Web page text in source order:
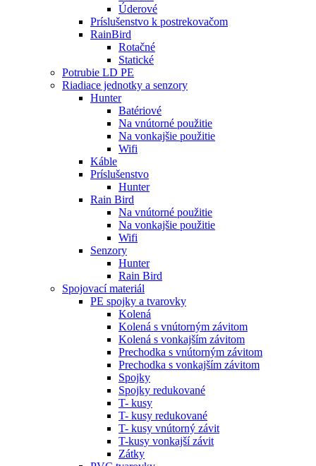
Úderové
Príslušenstvo k postrekovačom
RainBird
Rotačné
Statické
Potrubie LD PE
Riadiace jednotky a senzory
Hunter
Batériové
Na vnútorné použitie
Na vonkajšie použitie
Wifi
Káble
Príslušenstvo
Hunter
Rain Bird
Na vnútorné použitie
Na vonkajšie použitie
Wifi
Senzory
Hunter
Rain Bird
Spojovací materiál
PE spojky a tvarovky
Kolená
Kolená s vnútorným závitom
Kolená s vonkajším závitom
Prechodka s vnútorným závitom
Prechodka s vonkajším závitom
Spojky
Spojky redukované
T- kusy
T- kusy redukované
T- kusy vnútorný závit
T-kusy vonkajší závit
Zátky